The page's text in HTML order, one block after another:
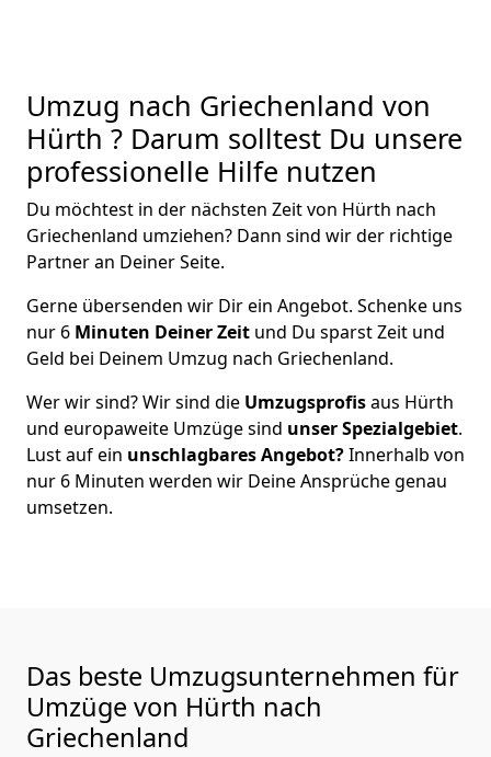
Umzug nach Griechenland von
Hürth ? Darum solltest Du unsere
professionelle Hilfe nutzen
Du möchtest in der nächsten Zeit von Hürth nach
Griechenland umziehen? Dann sind wir der richtige
Partner an Deiner Seite.
Gerne übersenden wir Dir ein Angebot. Schenke uns
nur 6 Minuten Deiner Zeit und Du sparst Zeit und
Geld bei Deinem Umzug nach Griechenland.
Wer wir sind? Wir sind die Umzugsprofisaus Hürth
und europaweite Umzüge sind unser Spezialgebiet.
Lust auf ein unschlagbares Angebot?Innerhalb von
nur 6 Minuten werden wir Deine Ansprüche genau
umsetzen.
Das beste Umzugsunternehmen für
Umzüge von Hürth nach
Griechenland